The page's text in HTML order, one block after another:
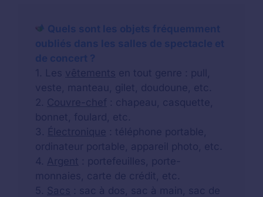
Quels sont les objets fréquemment
oubliés dans les salles de spectacle et
de concert ?
1. Les vêtements en tout genre : pull,
veste, manteau, gilet, doudoune, etc.
2. Couvre-chef : chapeau, casquette,
bonnet, foulard, etc.
3. Électronique : téléphone portable,
ordinateur portable, appareil photo, etc.
4. Argent : portefeuilles, porte-
monnaies, carte de crédit, etc.
5. Sacs : sac à dos, sac à main, sac de